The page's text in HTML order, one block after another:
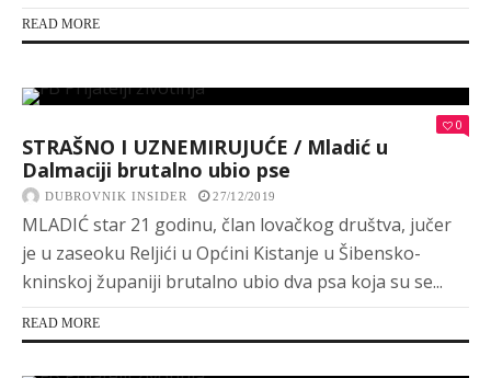
READ MORE
0
STRAŠNO I UZNEMIRUJUĆE / Mladić u
Dalmaciji brutalno ubio pse
DUBROVNIK INSIDER 27/12/2019
MLADIĆ star 21 godinu, član lovačkog društva, jučer
je u zaseoku Reljići u Općini Kistanje u Šibensko-
kninskoj županiji brutalno ubio dva psa koja su se...
READ MORE